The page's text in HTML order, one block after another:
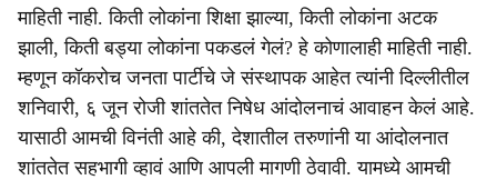
माहिती नाही. किती लोकांना शिक्षा झाल्या, किती लोकांना अटक
झाली, किती बड्या लोकांना पकडलं गेलं? हे कोणालाही माहिती नाही.
म्हणून कॉकरोच जनता पार्टीचे जे संस्थापक आहेत त्यांनी दिल्लीतील
शनिवारी, ६ जून रोजी शांततेत निषेध आंदोलनाचं आवाहन केलं आहे.
यासाठी आमची विनंती आहे की, देशातील तरुणांनी या आंदोलनात
शांततेत सहभागी व्हावं आणि आपली मागणी ठेवावी. यामध्ये आमची